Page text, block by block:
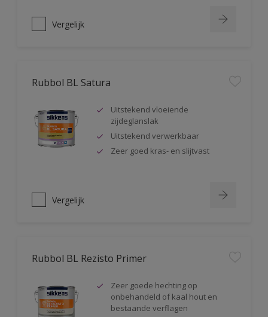
Vergelijk
Rubbol BL Satura
Uitstekend vloeiende
zijdeglanslak
Uitstekend verwerkbaar
Zeer goed kras- en slijtvast
Vergelijk
Rubbol BL Rezisto Primer
Zeer goede hechting op
onbehandeld of kaal hout en
bestaande verflagen